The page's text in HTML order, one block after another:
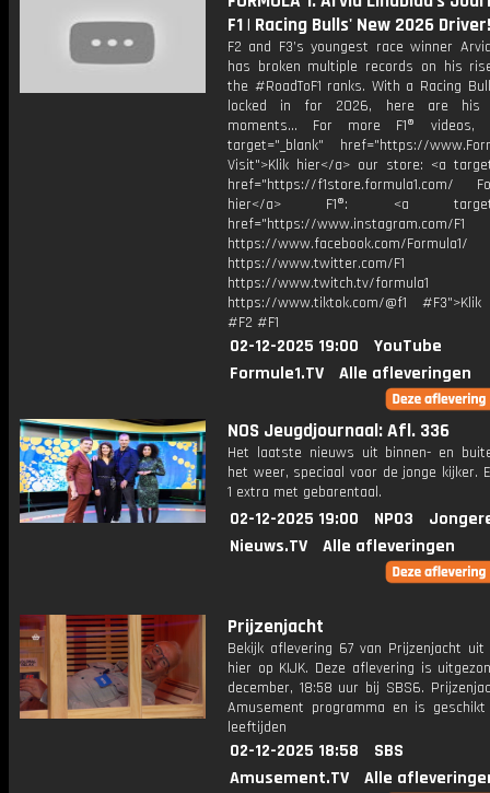
F1 | Racing Bulls' New 2026 Driver!
F2 and F3’s youngest race winner
has broken multiple records on his
the #RoadToF1 ranks. With a Racing
locked in for 2026, here are his
moments... For more F1®
target="_blank" href="https://
Visit">Klik hier</a> our store: <a
href="https://f1store.formula1.com/
hier</a> F1®: <a
href="https://www.instagram.com/F1
https://www.facebook.com/Formula1/
https://www.twitter.com/F1
https://www.twitch.tv/formula1
https://www.tiktok.com/@f1
#F2 #F1
02-12-2025 19:00
YouTube
Formule1.TV
Alle afleveringen
NOS Jeugdjournaal: Afl. 336
Het laatste nieuws uit binnen- en
het weer, speciaal voor de jonge kijker.
1 extra met gebarentaal.
02-12-2025 19:00 NPO3
Nieuws.TV
Alle afleveringen
Prijzenjacht
Bekijk aflevering 67 van Prijzenjacht uit
hier op KIJK. Deze aflevering is
december, 18:58 uur bij SBS6.
Amusement programma en is
leeftijden
02-12-2025 18:58
SBS
Amusement.TV
Alle